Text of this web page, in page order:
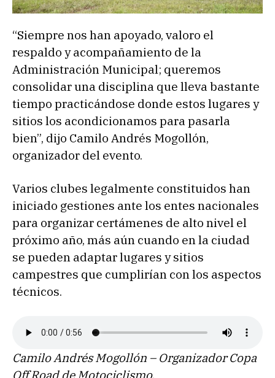
“Siempre nos han apoyado, valoro el
respaldo y acompañamiento de la
Administración Municipal; queremos
consolidar una disciplina que lleva bastante
tiempo practicándose donde estos lugares y
sitios los acondicionamos para pasarla
bien”, dijo Camilo Andrés Mogollón,
organizador del evento.
Varios clubes legalmente constituidos han
iniciado gestiones ante los entes nacionales
para organizar certámenes de alto nivel el
próximo año, más aún cuando en la ciudad
se pueden adaptar lugares y sitios
campestres que cumplirían con los aspectos
técnicos.
Camilo Andrés Mogollón – Organizador Copa
Off Road de Motociclismo.